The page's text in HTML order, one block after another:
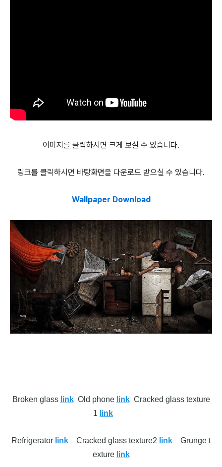
이미지를 클릭하시면 크게 보실 수 있습니다.
링크를 클릭하시면 바탕화면을 다운로드 받으실 수 있습니다.
Wallpaper Download
Broken glass linkOld phone link Cracked glass texture
1 link
Refrigerator link Cracked glass texture2 link Grunge t
exture link